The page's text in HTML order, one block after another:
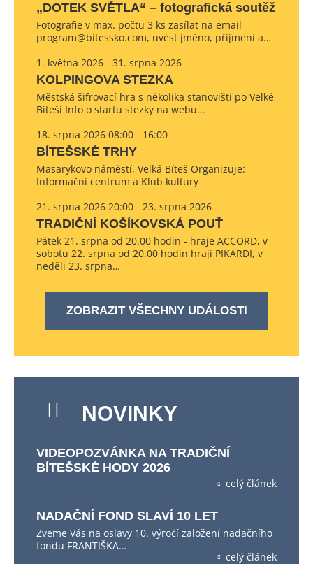
„DOTEK SVĚTLA“ – fotografická soutěž
Fotografie v max. počtu 3 ks zasílat na email
program@bitessko.com, uvést jméno, příjmení a…
1. května 2026 - 31. srpna 2026
KOLPINGOVA STEZKA
Městská šifrovací hra s několika stanovišti po Velké
Bíteši Info o startu stezky na webu…
18. srpna 2026 08:00 - 16:00
BÍTEŠSKÉ TRHY
Masarykovo náměstí, Velká Bíteš Organizuje:
Informační centrum a Klub kultury
21. srpna 2026 20:00 - 23. srpna 2026
TRADIČNÍ KOŠÍKOVSKÁ POUŤ
Pátek 21. srpna od 20.00 hodin - hraje ACCORD, v
sobotu 22. srpna od 20.00 hodin hrají PIKARDI, v
neděli 23. srpna…
ZOBRAZIT VŠECHNY UDÁLOSTI
NOVINKY
VIDEOPOZVÁNKA NA TRADIČNÍ
BÍTEŠSKÉ HODY 2026
celý článek
NADAČNÍ FOND SLAVÍ 10 LET
Zveme Vás na oslavy 10. výročí založení nadačního
fondu FRANTIŠKA…
celý článek